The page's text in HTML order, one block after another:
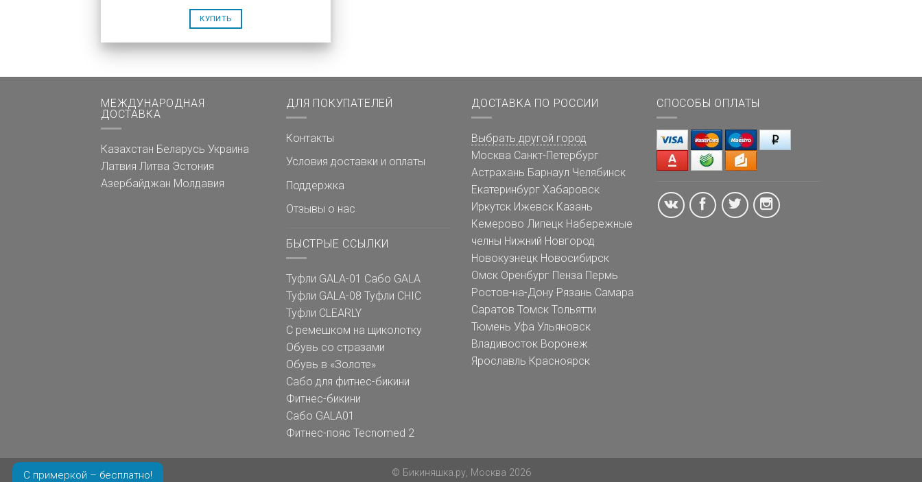
КУПИТЬ
МЕЖДУНАРОДНАЯ
ДОСТАВКА
Казахстан Беларусь Украина
Латвия Литва Эстония
Азербайджан Молдавия
ДЛЯ ПОКУПАТЕЛЕЙ
Контакты
Условия доставки и оплаты
Поддержка
Отзывы о нас
БЫСТРЫЕ ССЫЛКИ
Туфли GALA-01 Сабо GALA
Туфли GALA-08 Туфли CHIC
Туфли CLEARLY
С ремешком на щиколотку
Обувь со стразами
Обувь в «Золоте»
Сабо для фитнес-бикини
Фитнес-бикини
Сабо GALA01
Фитнес-пояс Tecnomed 2
ДОСТАВКА ПО РОССИИ
Выбрать другой город
Москва Санкт-Петербург
Астрахань Барнаул Челябинск
Екатеринбург Хабаровск
Иркутск Ижевск Казань
Кемерово Липецк Набережные
челны Нижний Новгород
Новокузнецк Новосибирск
Омск Оренбург Пенза Пермь
Ростов-на-Дону Рязань Самара
Саратов Томск Тольятти
Тюмень Уфа Ульяновск
Владивосток Воронеж
Ярославль Красноярск
СПОСОБЫ ОПЛАТЫ
С примеркой – бесплатно! © Бикиняшка.ру, Москва 2026